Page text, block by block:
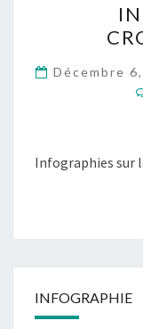
Décembre
Infographies sur
INFOGRAPHIE